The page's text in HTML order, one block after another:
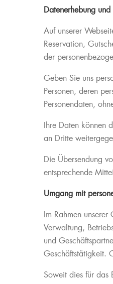
Datenerhebung
Auf unserer
Reservation,
der
Geben Sie uns
Personen, deren
Personendaten,
Ihre Daten können
an Dritte
Die Übersendung
entsprechende
Umgang mit
Im Rahmen
Verwaltung,
und
Geschäftstätigkeit.
Soweit dies für das